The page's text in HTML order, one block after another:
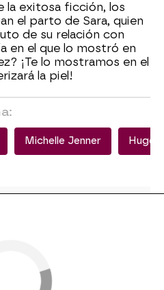
la exitosa ficción, los
el parto de Sara, quien
de su relación con
en el que lo mostró en
¡Te lo mostramos en el
la piel!
Michelle Jenner Hugo